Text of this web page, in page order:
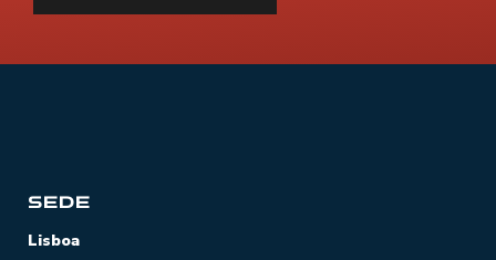
SEDE
Lisboa